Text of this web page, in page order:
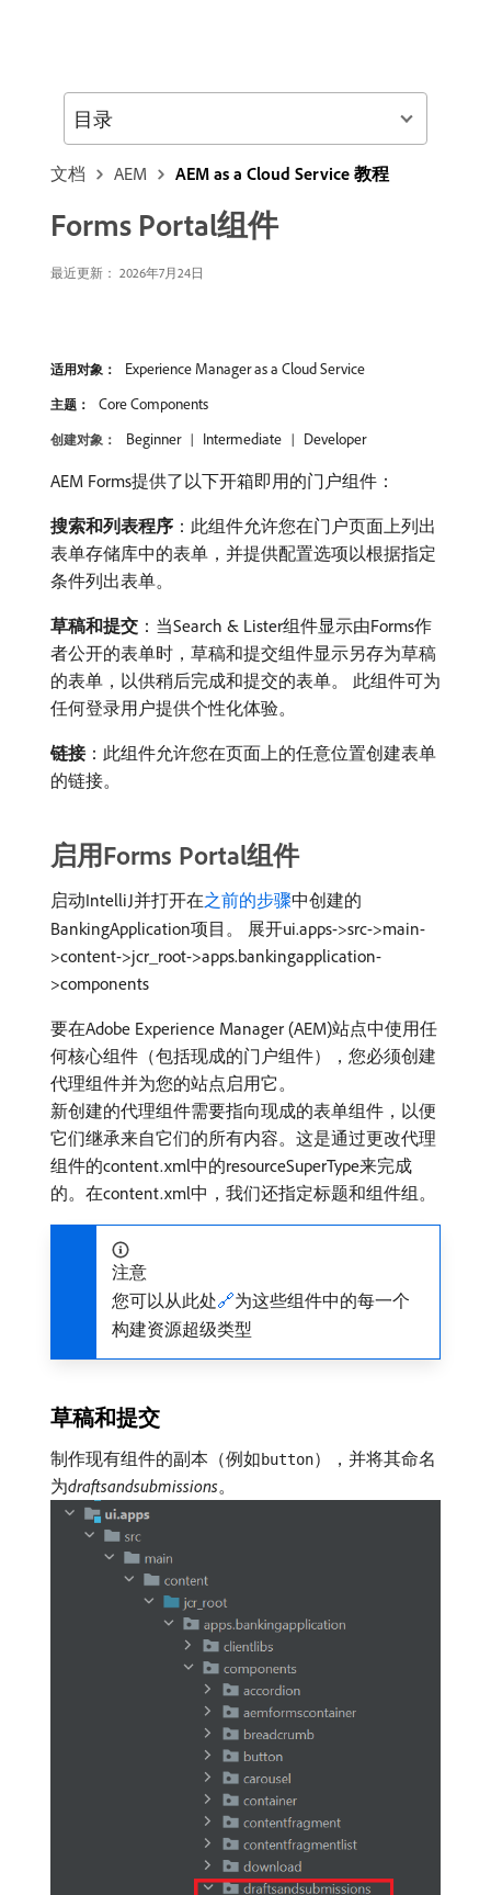
文档 AEM AEM as a Cloud Service 教程
Forms Portal组件
最近更新： 2026年7月24日
适用对象： Experience Manager as a Cloud Service
主题： Core Components
创建对象： Beginner Intermediate Developer
AEM Forms提供了以下开箱即用的门户组件：
搜索和列表程序 ：此组件允许您在门户页面上列出
表单存储库中的表单，并提供配置选项以根据指定
条件列出表单。
草稿和提交 ：当Search & Lister组件显示由Forms作
者公开的表单时，草稿和提交组件显示另存为草稿
的表单，以供稍后完成和提交的表单。 此组件可为
任何登录用户提供个性化体验。
链接：此组件允许您在页面上的任意位置创建表单
的链接。
启用Forms Portal组件
启动IntelliJ并打开在之前的步骤中创建的
BankingApplication项目。 展开ui.apps->src->main-
>content->jcr_root->apps.bankingapplication-
>components
要在Adobe Experience Manager (AEM)站点中使用任
何核心组件（包括现成的门户组件），您必须创建
代理组件并为您的站点启用它。
新创建的代理组件需要指向现成的表单组件，以便
它们继承来自它们的所有内容。这是通过更改代理
组件的content.xml中的resourceSuperType来完成
的。在content.xml中，我们还指定标题和组件组。
注意
您可以从此处🔗为这些组件中的每一个
构建资源超级类型
草稿和提交
制作现有组件的副本（例如button），并将其命名
为​draftsandsubmissions。
目录